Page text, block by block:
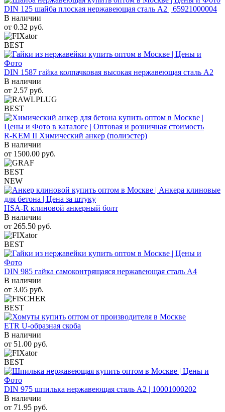
DIN 125 шайба плоская нержавеющая сталь A2 | 65921000004
В наличии
от 0.32 руб.
BEST
DIN 1587 гайка колпачковая высокая нержавеющая сталь А2
В наличии
от 2.57 руб.
BEST
R-KEM II Химический анкер (полиэстер)
В наличии
от 1500.00 руб.
BEST
NEW
HSA-R клиновой анкерный болт
В наличии
от 265.50 руб.
BEST
DIN 985 гайка самоконтрящаяся нержавеющая сталь A4
В наличии
от 3.05 руб.
BEST
ETR U-образная скоба
В наличии
от 51.00 руб.
BEST
DIN 975 шпилька нержавеющая сталь A2 | 10001000202
В наличии
от 71.95 руб.